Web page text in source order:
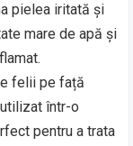
pielea iritată și
mare de apă și
felii pe față
într-o
pentru a trata